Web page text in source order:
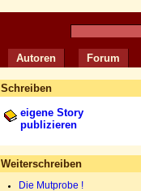
Autoren Forum
Schreiben
eigene Story
publizieren
Weiterschreiben
Die Mutprobe !